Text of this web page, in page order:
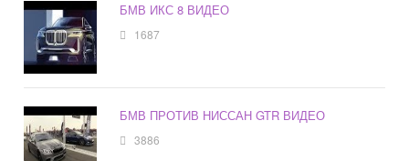
БМВ ИКС 8 ВИДЕО
1687
БМВ ПРОТИВ НИССАН GTR ВИДЕО
3886